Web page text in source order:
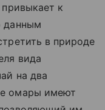
привыкает к
данным
в природе
вида
на два
омары имеют